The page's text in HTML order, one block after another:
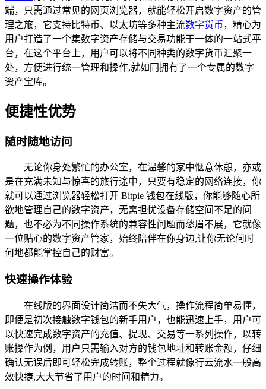
端，只需通过常见的网页浏览器，就能轻松开启数字资产的管
理之旅，它支持比特币、以太坊等多种主流数字货币 ，精心为
用户打造了一个集数字资产存储与交易功能于一体的一站式平
台，在这个平台上，用户可以将不同种类的数字货币汇聚一
处，方便进行统一管理和操作,就如同拥有了一个专属的数字
资产宝库。
便捷性优势
随时随地访问
无论你身处繁忙的办公室，在温馨的家中惬意休憩，亦或
是在充满未知与惊喜的旅行途中，只要有稳定的网络连接，你
就可以通过浏览器轻松打开 Bitpie 钱包在线版，你能够随心所
欲地管理自己的数字资产，无需担忧设备存储空间不足的问
题，也不必为不同操作系统的兼容性问题而愁眉不展，它就像
一位贴心的数字资产管家，始终陪伴在你身边,让你无论何时
何地都能掌控自己的财富。
快速操作体验
在线版的界面设计简洁而不失大气，操作流程简单易懂，
即便是初次接触数字钱包的新手用户，也能迅速上手，用户可
以快速完成数字资产的充值、提现、交易等一系列操作，以转
账操作为例，用户只需输入对方的钱包地址和转账金额，仔细
确认无误后即可轻松完成转账，整个过程就像行云流水一般高
效快捷,大大节省了用户的时间和精力。